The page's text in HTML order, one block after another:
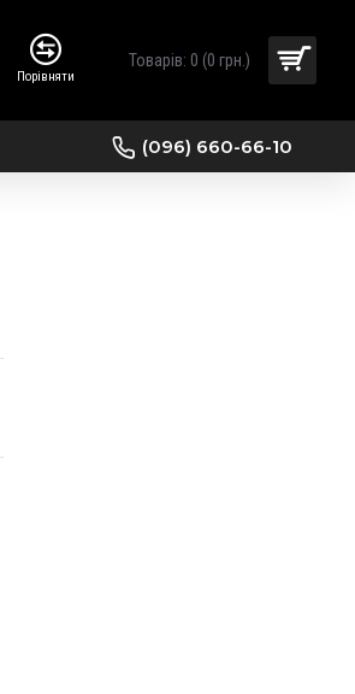
Порівняти
Товарів: 0 (0 грн.)
(096) 660-66-10